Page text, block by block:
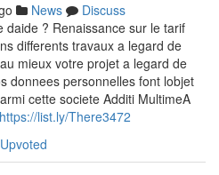
News
Discuss
daide ? Renaissance sur le tarif
differents travaux a legard de
mieux votre projet a legard de
donnees personnelles font lobjet
cette societe Additi MultimeA
https://list.ly/There3472